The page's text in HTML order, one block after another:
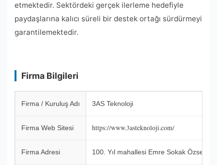
etmektedir. Sektördeki gerçek ilerleme hedefiyle
paydaşlarına kalıcı süreli bir destek ortağı sürdürmeyi
garantilemektedir.
Firma Bilgileri
Firma / Kuruluş Adı 3AS Teknoloji
Firma Web Sitesi https://www.3asteknoloji.com/
Firma Adresi 100. Yıl mahallesi Emre Sokak